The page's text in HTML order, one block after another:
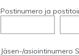
Postinumero ja
Jäsen-/asiointinumero